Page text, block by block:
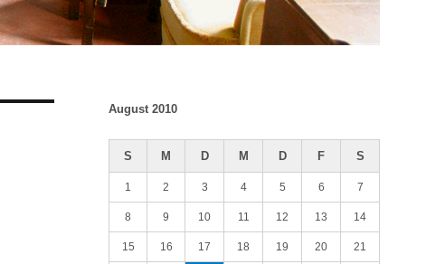
August 2010
S M D M D F S
1 2 3 4 5 6 7
8 9 10 11 12 13 14
15 16 17 18 19 20 21